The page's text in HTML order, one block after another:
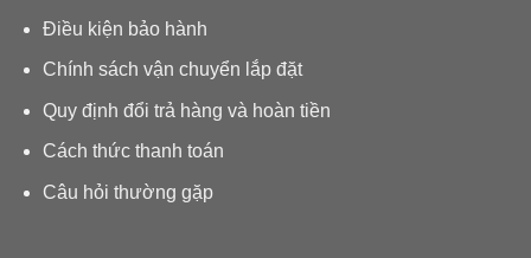
Điều kiện bảo hành
Chính sách vận chuyển lắp đặt
Quy định đổi trả hàng và hoàn tiền
Cách thức thanh toán
Câu hỏi thường gặp